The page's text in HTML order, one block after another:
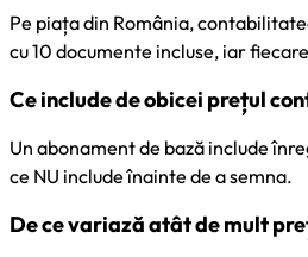
Pe piața din România,
cu 10 documente incluse, iar
Ce include de obicei prețul
Un abonament de bază include
ce NU include înainte de a semna.
De ce variază atât de mult